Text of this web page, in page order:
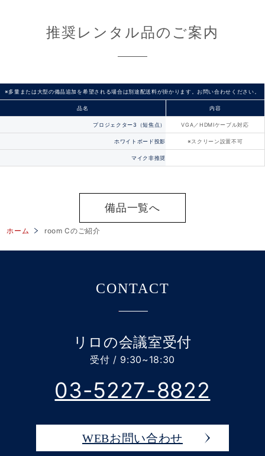
推奨レンタル品のご案内
※多量または大型の備品追加を希望される場合は別途配送料が掛かります。お問い合わせください。
品名 内容
プロジェクター3（短焦点） VGA／HDMIケーブル対応
ホワイトボード投影 ※スクリーン設置不可
マイク非推奨
備品一覧へ
ホーム room Cのご紹介
CONTACT
リロの会議室受付
受付 / 9:30~18:30
03-5227-8822
WEBお問い合わせ